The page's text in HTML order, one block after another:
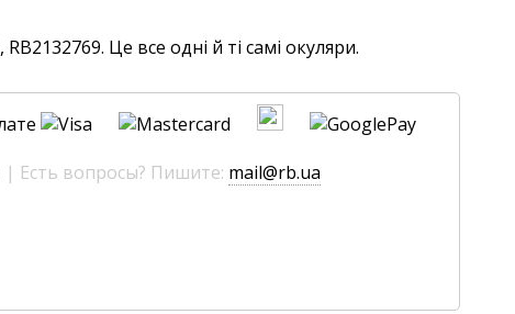
Це все одні й ті самі окуляри.
Есть вопросы? Пишите: mail@rb.ua